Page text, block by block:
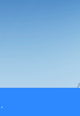
高低温热流仪厂家